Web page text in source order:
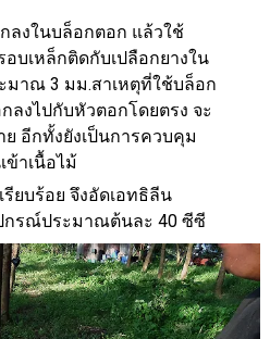
ลงในบล็อกตอก แล้วใช้
บเหล็กติดกับเปลือกยางใน
มาณ 3 มม.สาเหตุที่ใช้บล็อก
ลงไปกับหัวตอกโดยตรง จะ
อีกทั้งยังเป็นการควบคุม
ข้าเนื้อไม้
ยบร้อย จึงอัดเอทธิลีน
กรณ์ประมาณต้นละ 40 ซีซี